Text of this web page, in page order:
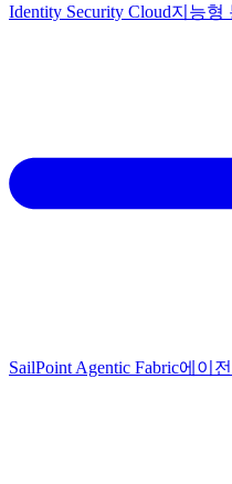
Identity Security Cloud지능형
SailPoint Agentic Fabric에이